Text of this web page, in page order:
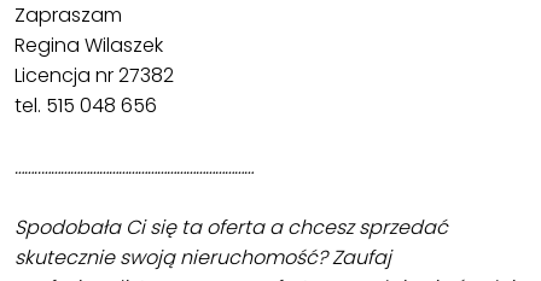
Zapraszam
Regina Wilaszek
Licencja nr 27382
tel. 515 048 656
……..…………………………………………………………
Spodobała Ci się ta oferta a chcesz sprzedać
skutecznie swoją nieruchomość? Zaufaj